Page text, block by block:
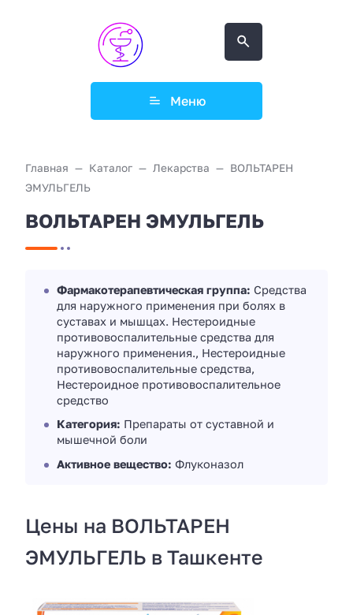
Меню
Главная Каталог Лекарства
ВОЛЬТАРЕН
ЭМУЛЬГЕЛЬ
ВОЛЬТАРЕН ЭМУЛЬГЕЛЬ
Фармакотерапевтическая группа: Средства
для наружного применения при болях в
суставах и мышцах. Нестероидные
противовоспалительные средства для
наружного применения., Нестероидные
противовоспалительные средства,
Нестероидное противовоспалительное
средство
Категория: Препараты от суставной и
мышечной боли
Активное вещество: Флуконазол
Цены на ВОЛЬТАРЕН
ЭМУЛЬГЕЛЬ в Ташкенте